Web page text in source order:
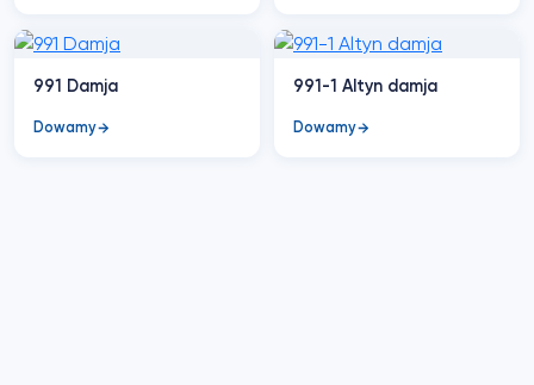
991 Damja
Dowamy
991-1 Altyn damja
Dowamy